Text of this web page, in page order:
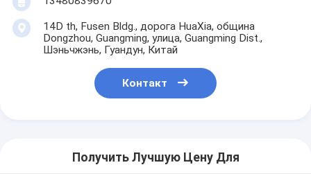
14D th, Fusen Bldg., дорога HuaXia, община
Dongzhou, Guangming, улица, Guangming Dist.,
Шэньчжэнь, Гуандун, Китай
Контакт
Получить Лучшую Цену Для